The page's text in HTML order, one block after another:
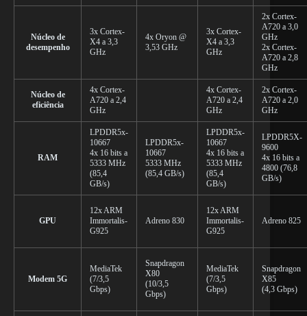
Núcleo de
desempenho
3x Cortex-
X4 a 3,3
GHz
4x Oryon @
3,53 GHz
3x Cortex-
X4 a 3,3
GHz
2x Cortex-
A720 a 3,0
GHz
2x Cortex-
A720 a 2,8
GHz
Núcleo de
eficiência
4x Cortex-
A720 a 2,4
GHz
4x Cortex-
A720 a 2,4
GHz
2x Cortex-
A720 a 2,0
GHz
RAM
LPDDR5x-
10667
4x 16 bits a
5333 MHz
(85,4
GB/s)
LPDDR5x-
10667
5333 MHz
(85,4 GB/s)
LPDDR5x-
10667
4x 16 bits a
5333 MHz
(85,4
GB/s)
LPDDR5X-
9600
4x 16 bits a
4800 (76,8
GB/s)
GPU
12x ARM
Immortalis-
G925
Adreno 830
12x ARM
Immortalis-
G925
Adreno 825
Modem 5G
MediaTek
(7/3,5
Gbps)
Snapdragon
X80
(10/3,5
Gbps)
MediaTek
(7/3,5
Gbps)
Snapdragon
X85
(4,3 Gbps)